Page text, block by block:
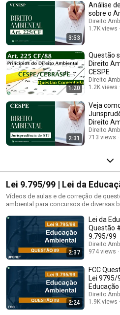
do estado de direito ambiental. 1.3 Competências ambientais legislativa
e material. 1.6 Função ambiental pública e privada. 1.7
propriedade. 2 Conceito de meio ambiente e seus aspectos. 2.1 Meio
ambiente natural, artificial, cultural e do trabalho. 2.2
recursos naturais e meio ambiente como bens
de biodiversidade e desenvolvimento sustentável. 3
ambiental. 3.1 Prevenção, precaução, poluidor-pagador e usuário-
pagador, cooperação, informação,
intergeracional. 3.2 Princípios da tutela do patrimônio cultural. O Meio
Ambiente na Constituição Federal e na
Gerais: princípios e normas.
3:53
Análise
sobre o
Direito
1.7K views
1:20
Questão
Direito
CESPE
Direito
1.2K views
2:31
Veja
Direito
Direito
713 views
Lei 9.795/99 | Lei da
Questões Comentadas
Vídeos de aulas e de correção de
ambiental para concursos de diversas
Nacional da Educação Ambiental. Lei
Ambiental. Objetivos da Educação Ambiental.
abordam os seguintes temas: - 1.3 Lei
4.281/2002 (Educação Ambiental). -
Ambiental – PNEA, Lei nº 9.795/1999 -
comentada - Lei 9795/99 resumo -
educação ambiental - Lei educação
política nacional de educação
1999. - Lei no 9.795 de 27 de abril de
Normas Técnicas. COPASA - Lei nº.
9.795/1999 – Política Nacional de
Ambiental: princípios; a política
2:37
Lei da
Questão
9.795/99
Direito
974 views
2:24
FCC
Lei 9795/
Direito
1.9K views